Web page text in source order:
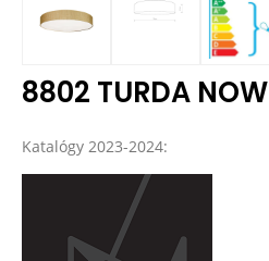
8802 TURDA NOW
Katalógy 2023-2024: